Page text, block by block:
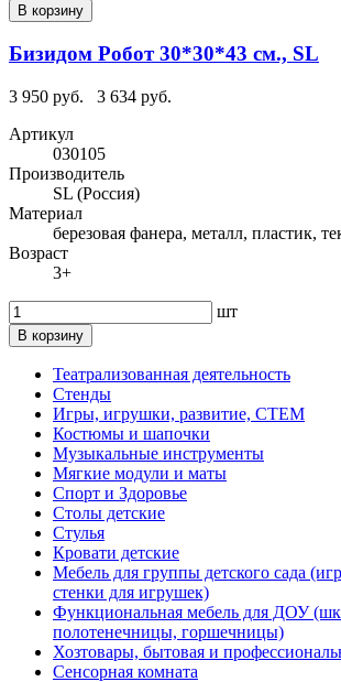
В корзину
Бизидом Робот 30*30*43 см., SL
3 950 руб.
3 634 руб.
Артикул
030105
Производитель
SL (Россия)
Материал
березовая фанера, металл, пластик,
Возраст
3+
шт
В корзину
Театрализованная деятельность
Стенды
Игры, игрушки, развитие, СТЕМ
Костюмы и шапочки
Музыкальные инструменты
Мягкие модули и маты
Спорт и Здоровье
Столы детские
Стулья
Кровати детские
Мебель для группы детского сада
стенки для игрушек)
Функциональная мебель для ДОУ
полотенечницы, горшечницы)
Хозтовары, бытовая и
Сенсорная комната